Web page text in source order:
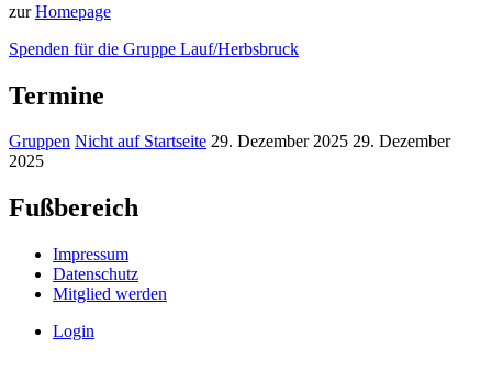
zurHomepage
Spenden für die Gruppe Lauf/Herbsbruck
Termine
Gruppen Nicht auf Startseite 29. Dezember 2025 29. Dezember
2025
Fußbereich
Impressum
Datenschutz
Mitglied werden
Login